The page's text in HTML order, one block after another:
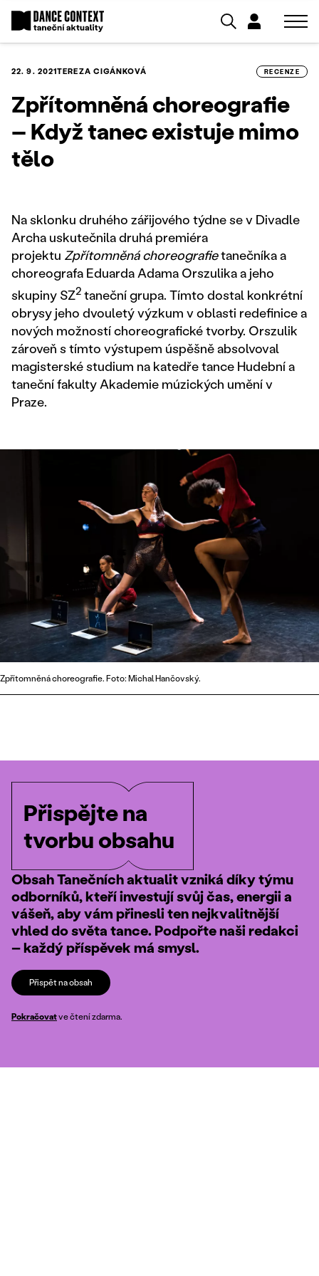
22. 9. 2021TEREZA CIGÁNKOVÁ RECENZE
Zpřítomněná choreografie
– Když tanec existuje mimo
tělo
Na sklonku druhého zářijového týdne se v Divadle
Archa uskutečnila druhá premiéra
projektu Zpřítomněná choreografietanečníka a
choreografa Eduarda Adama Orszulika a jeho
skupiny SZ2 taneční grupa. Tímto dostal konkrétní
obrysy jeho dvouletý výzkum v oblasti redefinice a
nových možností choreografické tvorby. Orszulik
zároveň s tímto výstupem úspěšně absolvoval
magisterské studium na katedře tance Hudební a
taneční fakulty Akademie múzických umění v
Praze.
Zpřítomněná choreografie. Foto: Michal Hančovský.
Přispějte na
tvorbu obsahu
Obsah Tanečních aktualit vzniká díky týmu
odborníků, kteří investují svůj čas, energii a
vášeň, aby vám přinesli ten nejkvalitnější
vhled do světa tance. Podpořte naši redakci
– každý příspěvek má smysl.
Přispět na obsah
Pokračovatve čtení zdarma.